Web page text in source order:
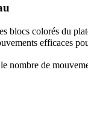
blocs colorés du
efficaces
nombre de